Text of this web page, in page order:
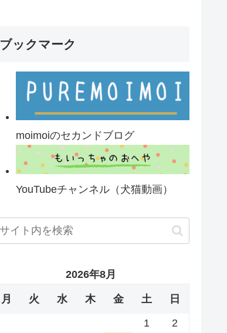
ブックマーク
moimoiのセカンドブログ
YouTubeチャンネル（犬猫動画）
2026年8月
月 火 水 木 金 土 日
1 2